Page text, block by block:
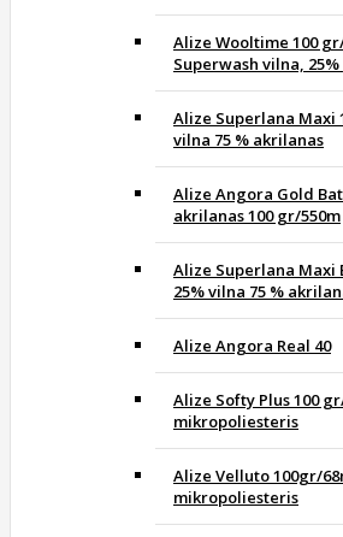
Alize Wooltime 100
Superwash vilna,
Alize Superlana Maxi
vilna 75 % akrilanas
Alize Angora Gold
akrilanas 100 gr/550m
Alize Superlana Maxi
25% vilna 75 %
Alize Angora Real 40
Alize Softy Plus 100
mikropoliesteris
Alize Velluto 100gr/
mikropoliesteris